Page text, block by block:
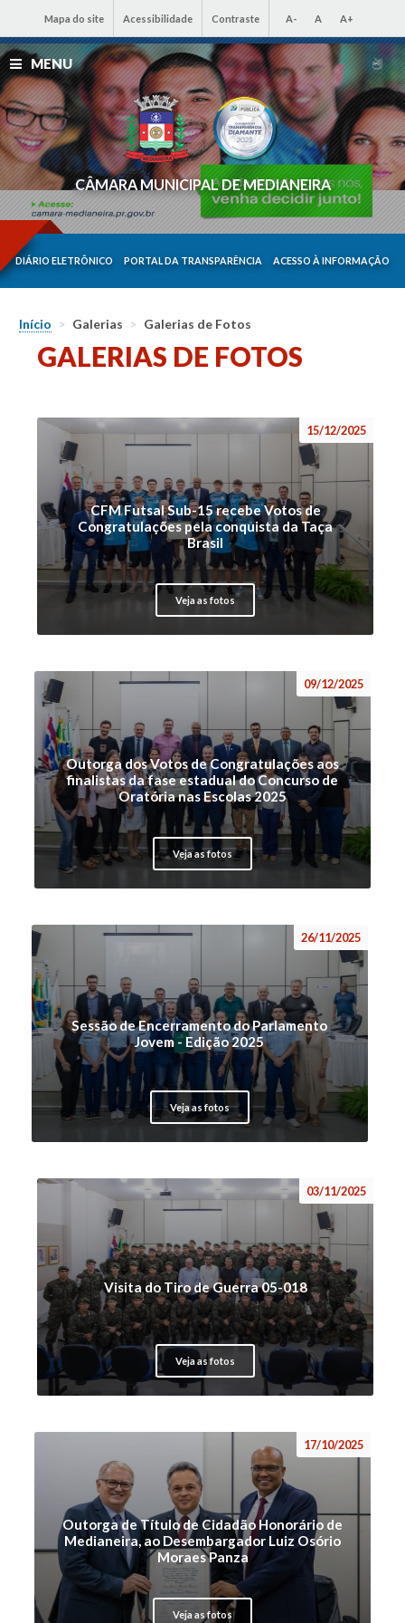
Mapa do site Acessibilidade Contraste A- A A+
MENU
CÂMARA MUNICIPAL DE MEDIANEIRA
DIÁRIO ELETRÔNICO PORTAL DA TRANSPARÊNCIA ACESSO À INFORMAÇÃO
Início > Galerias > Galerias de Fotos
GALERIAS DE FOTOS
15/12/2025
CFM Futsal Sub-15 recebe Votos de
Congratulações pela conquista da Taça
Brasil
Veja as fotos
09/12/2025
Outorga dos Votos de Congratulações aos
finalistas da fase estadual do Concurso de
Oratória nas Escolas 2025
Veja as fotos
26/11/2025
Sessão de Encerramento do Parlamento
Jovem - Edição 2025
Veja as fotos
03/11/2025
Visita do Tiro de Guerra 05-018
Veja as fotos
17/10/2025
Outorga de Título de Cidadão Honorário de
Medianeira, ao Desembargador Luiz Osório
Moraes Panza
Veja as fotos